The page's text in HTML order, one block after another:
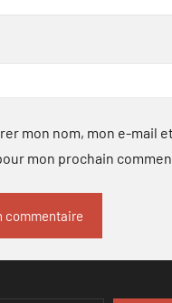
mon nom, mon e-mail
mon prochain